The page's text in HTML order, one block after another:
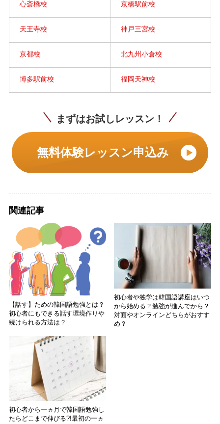
心斎橋校 京橋駅前校
天王寺校 神戸三宮校
京都校 北九州小倉校
博多駅前校 福岡天神校
まずはお試しレッスン！
無料体験レッスン申込み
関連記事
【話す】ための韓国語勉強とは？
初心者にもできる話す環境作りや
続けられる方法は？
初心者や独学は韓国語講座はいつ
から始める？勉強が進んでから？
対面やオンラインどちらがおすす
め？
初心者から一ヵ月で韓国語勉強し
たらどこまで伸びる?!最初の一ヵ